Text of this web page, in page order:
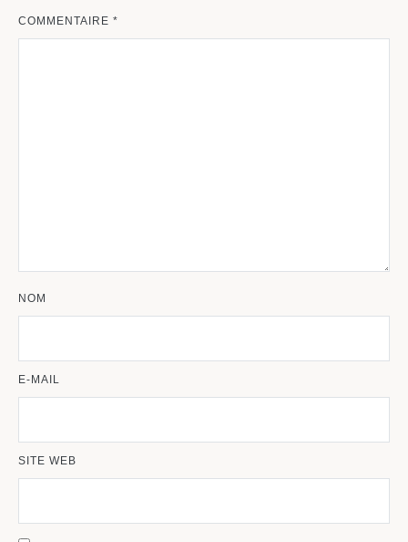
COMMENTAIRE *
NOM
E-MAIL
SITE WEB